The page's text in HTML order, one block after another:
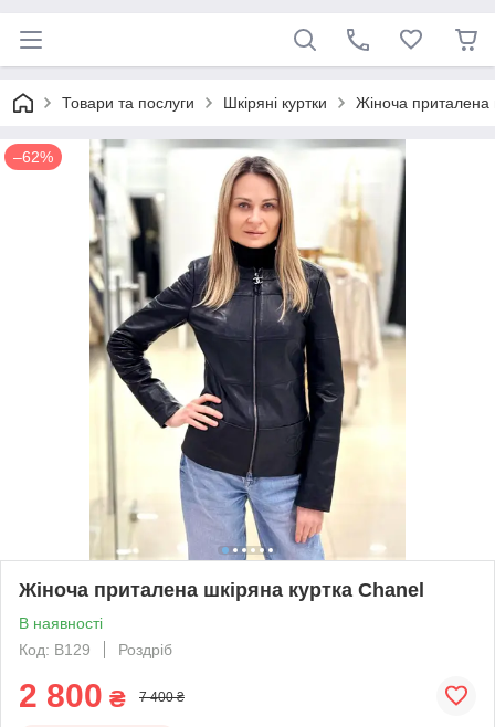
Товари та послуги Шкіряні куртки Жіноча приталена
–62%
Жіноча приталена шкіряна куртка Chanel
В наявності
Код: B129
Роздріб
2 800 ₴ 7 400 ₴